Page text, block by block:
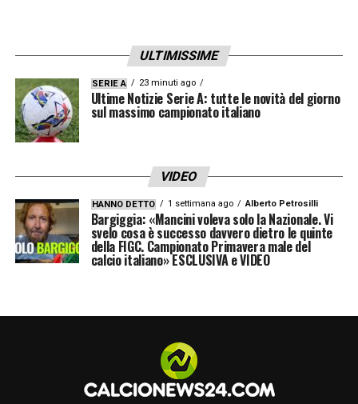
L’ASSENZA DI VLAHOVIC
nel suo ruolo, vale la top 5 in Europa: è
abituato al calcio italiano, è molto forte. In
meno per pensare e muoversi. C’è chi ci
mette meno a capirlo. L’assenza di Dusan è
determinante. In Turchia invece c’è molto più
protezionismo per i talenti nazionali: hanno
qualsiasi ruolo. È veramente un giocatore
moderno».
ULTIMISSIME
SERIE A 23 minuti ago
Ultime Notizie Serie A: tutte le novità del giorno
sul massimo campionato italiano
VIDEO
HANNO DETTO 1 settimana ago Alberto Petrosilli
Bargiggia: «Mancini voleva solo la Nazionale. Vi
svelo cosa è successo davvero dietro le quinte
della FIGC. Campionato Primavera male del
calcio italiano» ESCLUSIVA e VIDEO